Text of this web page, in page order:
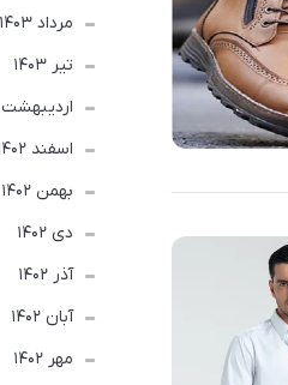
مرداد 1403
تير 1403
ارديبهشت 1403
اسفند 1402
بهمن 1402
دی 1402
آذر 1402
آبان 1402
مهر 1402